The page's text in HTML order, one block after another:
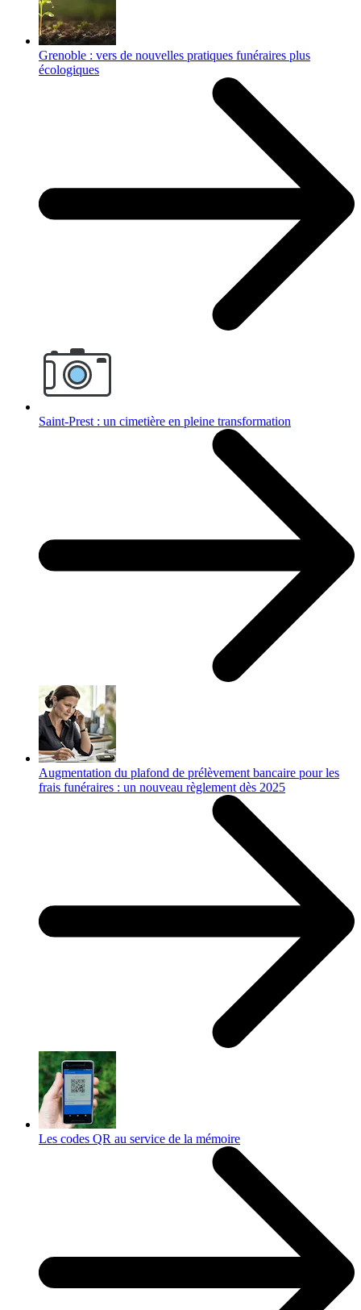
Grenoble : vers de nouvelles pratiques funéraires plus
écologiques
Saint-Prest : un cimetière en pleine transformation
Augmentation du plafond de prélèvement bancaire pour les
frais funéraires : un nouveau règlement dès 2025
Les codes QR au service de la mémoire